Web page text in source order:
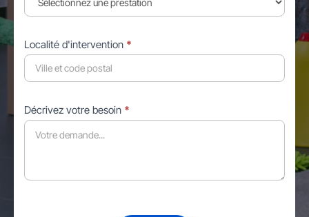
Localité d'intervention *
Décrivez votre besoin *